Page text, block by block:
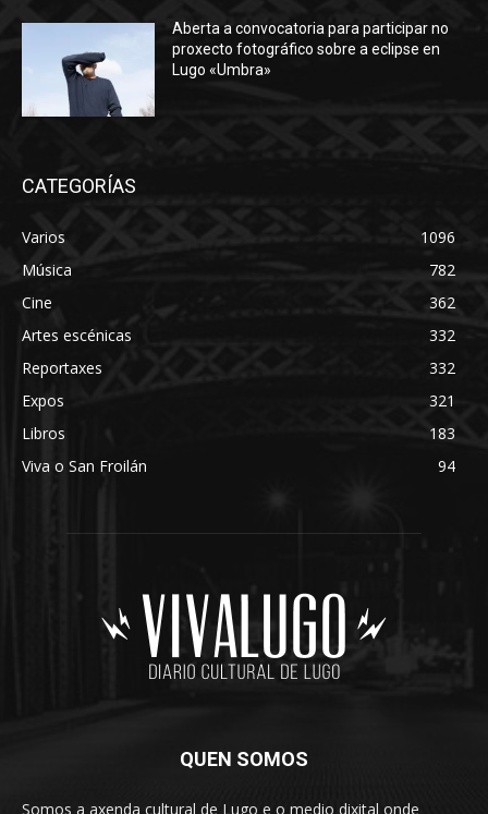
Aberta a convocatoria para participar no
proxecto fotográfico sobre a eclipse en
Lugo «Umbra»
CATEGORÍAS
Varios
1096
Música
782
Cine
362
Artes escénicas
332
Reportaxes
332
Expos
321
Libros
183
Viva o San Froilán
94
QUEN SOMOS
Somos a axenda cultural de Lugo e o medio dixital onde